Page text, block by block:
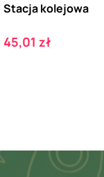
Stacja kolejowa
Cena
45,01 zł